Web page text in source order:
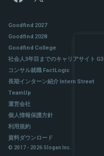
Goodfind 2027
Goodfind 2028
Goodfind College
社会人3年目までのキャリアサイト G3
コンサル就職 FactLogic
長期インターン紹介 Intern Street
TeamUp
運営会社
個人情報保護方針
利用規約
資料ダウンロード
© 2017 - 2026 Slogan Inc.